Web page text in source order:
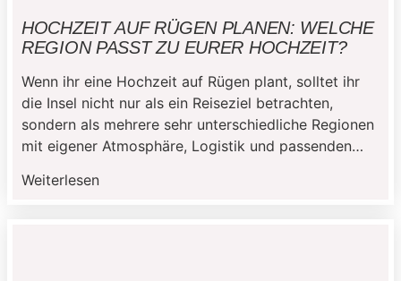
HOCHZEIT AUF RÜGEN PLANEN: WELCHE
REGION PASST ZU EURER HOCHZEIT?
Wenn ihr eine Hochzeit auf Rügen plant, solltet ihr
die Insel nicht nur als ein Reiseziel betrachten,
sondern als mehrere sehr unterschiedliche Regionen
mit eigener Atmosphäre, Logistik und passenden
worin sich Nordrügen, Ostrügen, Südrügen und
Weiterlesen